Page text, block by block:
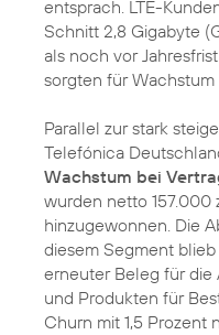
entsprach. LTE-
Schnitt 2,8 Gigabyte
als noch vor
sorgten für
Parallel zur stark
Telefónica
Wachstum bei
wurden netto 157.000
hinzugewonnen. Die
diesem Segment blieb
erneuter Beleg für die
und Produkten für
Churn mit 1,5 Prozent